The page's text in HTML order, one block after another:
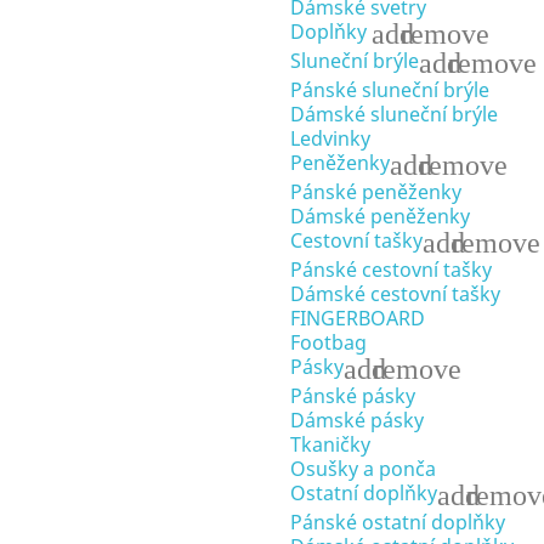
Dámské svetry
Doplňky addremove
Sluneční brýleaddremove
Pánské sluneční brýle
Dámské sluneční brýle
Ledvinky
Peněženkyaddremove
Pánské peněženky
Dámské peněženky
Cestovní taškyaddremove
Pánské cestovní tašky
Dámské cestovní tašky
FINGERBOARD
Footbag
Páskyaddremove
Pánské pásky
Dámské pásky
Tkaničky
Osušky a ponča
Ostatní doplňkyadd
Pánské ostatní doplňky